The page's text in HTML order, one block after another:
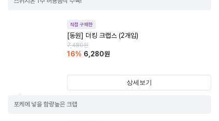
직접 구매한
[동원] 더킹 크랩스 (2개입)
7,480원
16% 6,280원
상세보기
포케에 넣을 함량높은 크랩